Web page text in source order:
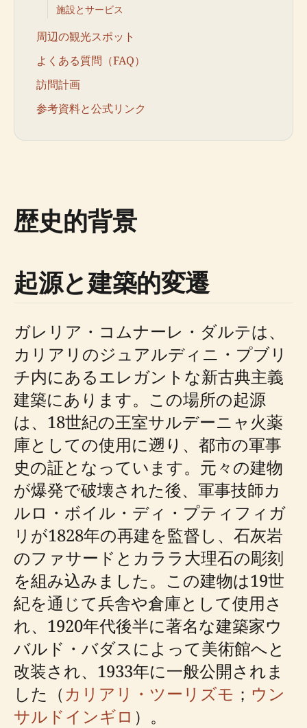
施設とサービス
周辺の観光スポット
よくある質問（FAQ）
訪問計画
参考資料と公式リンク
歴史的背景
起源と建築的変遷
ガレリア・コムナーレ・ダルテは、
カリアリのジュアルディニ・プブリ
チ内にあるエレガントな新古典主義
建築にあります。この場所の起源
は、18世紀の王室サルデーニャ火薬
庫としての使用に遡り、都市の軍事
史の証となっています。元々の建物
が爆発で破壊された後、軍事技師カ
ルロ・ボイル・ディ・プティフィガ
リが1828年の再建を監督し、石灰岩
のファサードとカララ大理石の彫刻
を組み込みました。この建物は19世
紀を通じて兵舎や倉庫として使用さ
れ、1920年代後半に著名な建築家ウ
バルド・バダスによって美術館へと
改装され、1933年に一般公開されま
した（カリアリ・ツーリズモ ； ウン
サルドインギロ ）。